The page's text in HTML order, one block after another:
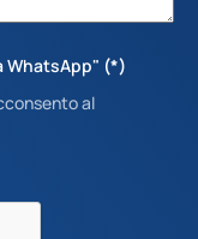
WhatsApp" (*)
al